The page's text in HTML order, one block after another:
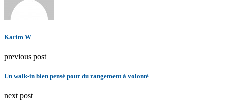
Karim W
previous post
Un walk-in bien pensé pour du rangement à volonté
next post